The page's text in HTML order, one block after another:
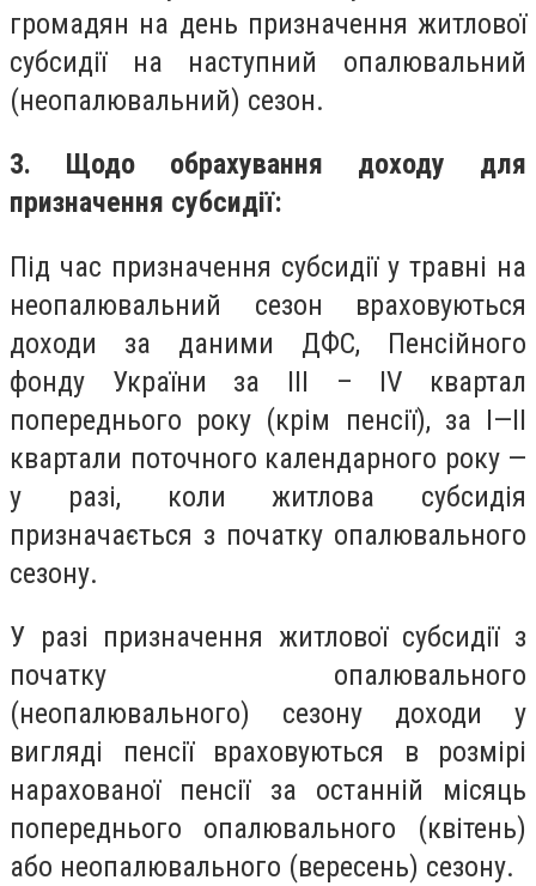
громадян на день призначення житлової
субсидії на наступний опалювальний
(неопалювальний) сезон.
3. Щодо обрахування доходу для
призначення субсидії:
Під час призначення субсидії у травні на
неопалювальний сезон враховуються
доходи за даними ДФС, Пенсійного
фонду України за ІІІ – ІV квартал
попереднього року (крім пенсії), за I—II
квартали поточного календарного року —
у разі, коли житлова субсидія
призначається з початку опалювального
сезону.
У разі призначення житлової субсидії з
початку опалювального
(неопалювального) сезону доходи у
вигляді пенсії враховуються в розмірі
нарахованої пенсії за останній місяць
попереднього опалювального (квітень)
або неопалювального (вересень) сезону.